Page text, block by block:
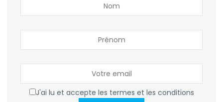
J'ai lu et accepte les termes et les conditions